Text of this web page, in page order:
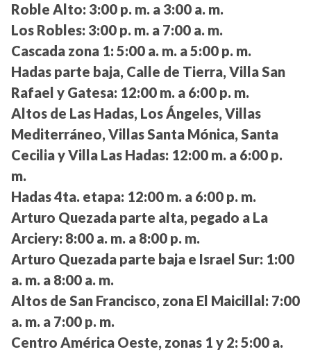
Roble Alto: 3:00 p. m. a 3:00 a. m.
Los Robles: 3:00 p. m. a 7:00 a. m.
Cascada zona 1: 5:00 a. m. a 5:00 p. m.
Hadas parte baja, Calle de Tierra, Villa San
Rafael y Gatesa: 12:00 m. a 6:00 p. m.
Altos de Las Hadas, Los Ángeles, Villas
Mediterráneo, Villas Santa Mónica, Santa
Cecilia y Villa Las Hadas: 12:00 m. a 6:00 p.
m.
Hadas 4ta. etapa: 12:00 m. a 6:00 p. m.
Arturo Quezada parte alta, pegado a La
Arciery: 8:00 a. m. a 8:00 p. m.
Arturo Quezada parte baja e Israel Sur: 1:00
a. m. a 8:00 a. m.
Altos de San Francisco, zona El Maicillal: 7:00
a. m. a 7:00 p. m.
Centro América Oeste, zonas 1 y 2: 5:00 a.